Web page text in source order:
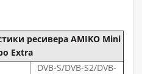
ресивера AMIKO Mini
Extra
DVB-S/DVB-S2/DVB-